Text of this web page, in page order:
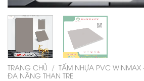
TRANG CHỦ / TẤM NHỰA PVC WINMAX
ĐA NĂNG THAN TRE